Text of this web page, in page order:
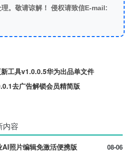
。敬请谅解！ 侵权请致信E-mail:
工具v1.0.0.5华为出品单文件
去广告解锁会员精简版
内容
08-06
照片编辑免激活便携版